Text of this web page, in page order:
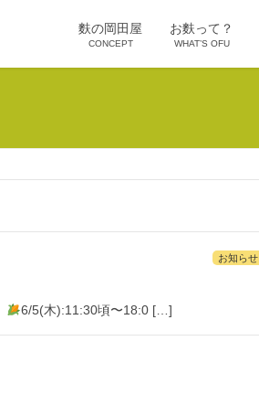
麩の岡田屋
CONCEPT
お麩って？
WHAT’S OFU
お知らせ
6/5(木):11:30頃〜18:0 […]